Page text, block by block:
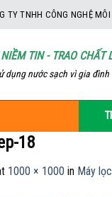
TY TNHH CÔNG NGHỆ
TIN - TRAO CHẤT
dụng nước sạch vì gia đình
18
1000 × 1000 in Máy